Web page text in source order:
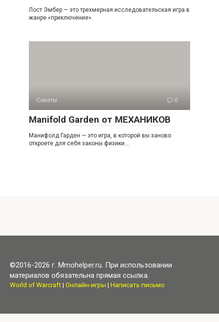
Лост Эмбер — это трехмерная исследовательская игра в
жанре «приключение».
Советы 0
Manifold Garden от МЕХАНИКОВ
Манифолд Гарден — это игра, в которой вы заново
откроете для себя законы физики…
©2016-2026 г. Mmohelper.ru. При использовании
материалов обязательна прямая ссылка.
World of Warcraft| Онлайн-игры | Написать письмо